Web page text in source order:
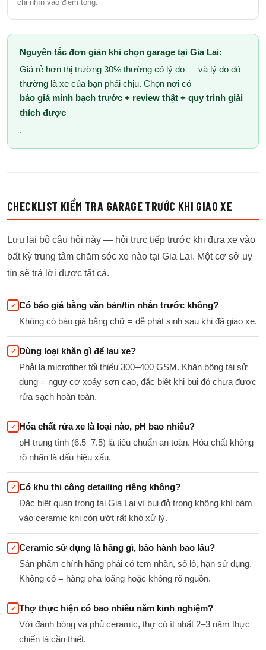
chỉ nhìn vào điểm tổng.
Nguyên tắc đơn giản khi chọn garage tại Gia Lai:
Giá rẻ hơn thị trường 30% thường có lý do — và lý do đó
thường là xe của bạn phải chịu. Chọn nơi có
báo giá minh bạch trước + review thật + quy trình giải
thích được
.
CHECKLIST KIỂM TRA GARAGE TRƯỚC KHI GIAO XE
Lưu lại bộ câu hỏi này — hỏi trực tiếp trước khi đưa xe vào
bất kỳ trung tâm chăm sóc xe nào tại Gia Lai. Một cơ sở uy
tín sẽ trả lời được tất cả.
✓ Có báo giá bằng văn bản/tin nhắn trước không?
Không có báo giá bằng chữ = dễ phát sinh sau khi đã giao xe.
✓
Dùng loại khăn gì để lau xe?
Phải là microfiber tối thiểu 300–400 GSM. Khăn bông tái sử
dụng = nguy cơ xoáy sơn cao, đặc biệt khi bụi đỏ chưa được
rửa sạch hoàn toàn.
✓
Hóa chất rửa xe là loại nào, pH bao nhiêu?
pH trung tính (6.5–7.5) là tiêu chuẩn an toàn. Hóa chất không
rõ nhãn là dấu hiệu xấu.
✓ Có khu thi công detailing riêng không?
Đặc biệt quan trọng tại Gia Lai vì bụi đỏ trong không khí bám
vào ceramic khi còn ướt rất khó xử lý.
✓ Ceramic sử dụng là hãng gì, bảo hành bao lâu?
Sản phẩm chính hãng phải có tem nhãn, số lô, hạn sử dụng.
Không có = hàng pha loãng hoặc không rõ nguồn.
✓ Thợ thực hiện có bao nhiêu năm kinh nghiệm?
Với đánh bóng và phủ ceramic, thợ có ít nhất 2–3 năm thực
chiến là cần thiết.